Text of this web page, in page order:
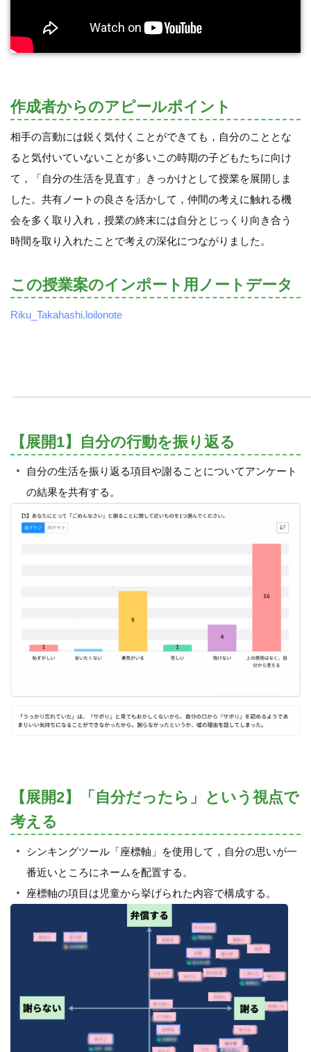
作成者からのアピールポイント
相手の言動には鋭く気付くことができても，自分のこととな
ると気付いていないことが多いこの時期の子どもたちに向け
て，「自分の生活を見直す」きっかけとして授業を展開しま
した。共有ノートの良さを活かして，仲間の考えに触れる機
会を多く取り入れ，授業の終末には自分とじっくり向き合う
時間を取り入れたことで考えの深化につながりました。
この授業案のインポート用ノートデータ
Riku_Takahashi.loilonote
【展開1】自分の行動を振り返る
自分の生活を振り返る項目や謝ることについてアンケート
の結果を共有する。
【展開2】「自分だったら」という視点で
考える
シンキングツール「座標軸」を使用して，自分の思いが一
番近いところにネームを配置する。
座標軸の項目は児童から挙げられた内容で構成する。